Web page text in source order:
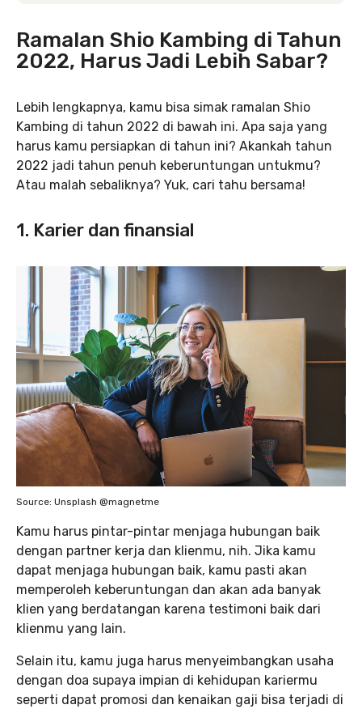
Ramalan Shio Kambing di Tahun
2022, Harus Jadi Lebih Sabar?
Lebih lengkapnya, kamu bisa simak ramalan Shio
Kambing di tahun 2022 di bawah ini. Apa saja yang
harus kamu persiapkan di tahun ini? Akankah tahun
2022 jadi tahun penuh keberuntungan untukmu?
Atau malah sebaliknya? Yuk, cari tahu bersama!
1. Karier dan finansial
Source: Unsplash @magnetme
Kamu harus pintar-pintar menjaga hubungan baik
dengan partner kerja dan klienmu, nih. Jika kamu
dapat menjaga hubungan baik, kamu pasti akan
memperoleh keberuntungan dan akan ada banyak
klien yang berdatangan karena testimoni baik dari
klienmu yang lain.
Selain itu, kamu juga harus menyeimbangkan usaha
dengan doa supaya impian di kehidupan kariermu
seperti dapat promosi dan kenaikan gaji bisa terjadi di